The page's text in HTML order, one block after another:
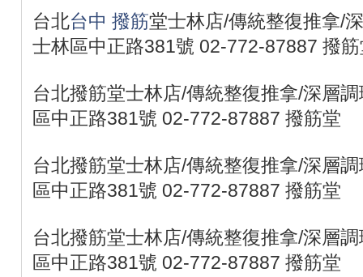
台北台中 撥筋堂士林店/傳統整復推拿/
士林區中正路381號 02-772-87887 撥
台北撥筋堂士林店/傳統整復推拿/深層
區中正路381號 02-772-87887 撥筋堂
台北撥筋堂士林店/傳統整復推拿/深層
區中正路381號 02-772-87887 撥筋堂
台北撥筋堂士林店/傳統整復推拿/深層
區中正路381號 02-772-87887 撥筋堂